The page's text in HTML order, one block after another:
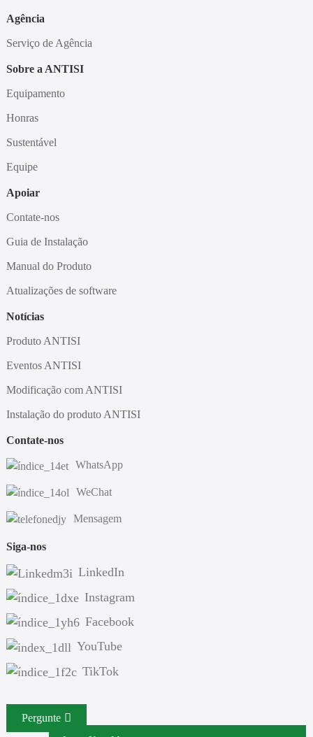
Agência
Serviço de Agência
Sobre a ANTISI
Equipamento
Honras
Sustentável
Equipe
Apoiar
Contate-nos
Guia de Instalação
Manual do Produto
Atualizações de software
Notícias
Produto ANTISI
Eventos ANTISI
Modificação com ANTISI
Instalação do produto ANTISI
Contate-nos
WhatsApp
WeChat
Mensagem
Siga-nos
LinkedIn
Instagram
Facebook
YouTube
TikTok
Pergunte